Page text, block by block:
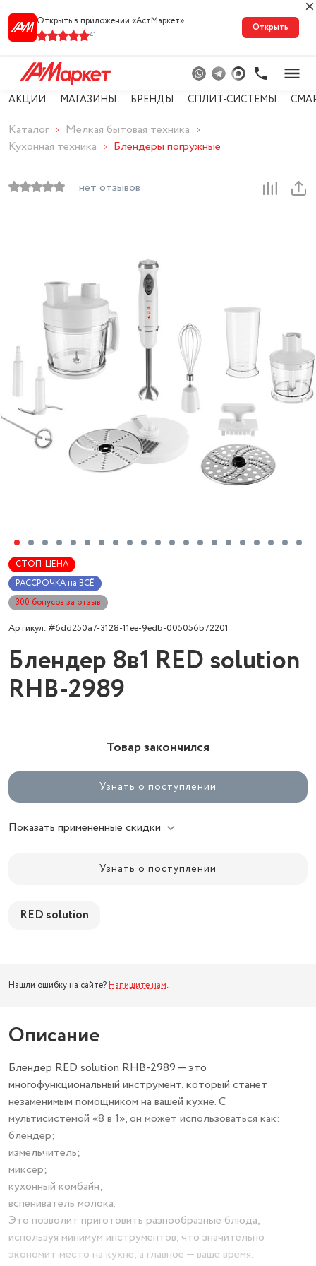
Открыть в приложении «АстМарке‪т‬»
41
Открыть
АКЦИИ МАГАЗИНЫ БРЕНДЫ СПЛИТ-СИСТЕМЫ
Каталог
Мелкая бытовая техника
Кухонная техника
Блендеры погружные
нет отзывов
СТОП-ЦЕНА
РАССРОЧКА на ВСЁ
300 бонусов за отзыв
Артикул: #6dd250a7-3128-11ee-9edb-005056b72201
Блендер 8в1 RED solution
RHB-2989
Товар закончился
Узнать о поступлении
Показать применённые скидки
Узнать о поступлении
RED solution
Нашли ошибку на сайте? Напишите нам.
Описание
Блендер RED solution RHB-2989 — это
многофункциональный инструмент, который станет
незаменимым помощником на вашей кухне. С
мультисистемой «8 в 1», он может использоваться как:
блендер;
измельчитель;
миксер;
кухонный комбайн;
вспениватель молока.
Это позволит приготовить разнообразные блюда,
используя минимум инструментов, что значительно
экономит место на кухне, а главное — ваше время.